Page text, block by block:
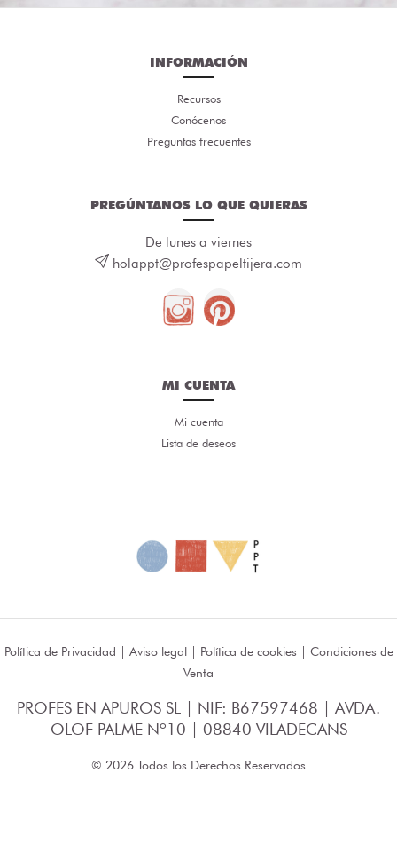
INFORMACIÓN
Recursos
Conócenos
Preguntas frecuentes
PREGÚNTANOS LO QUE QUIERAS
De lunes a viernes
holappt@profespapeltijera.com
MI CUENTA
Mi cuenta
Lista de deseos
Política de Privacidad | Aviso legal| Política de cookies | Condiciones de
Venta
PROFES EN APUROS SL | NIF: B67597468 | AVDA.
OLOF PALME Nº10 | 08840 VILADECANS
© 2026 Todos los Derechos Reservados